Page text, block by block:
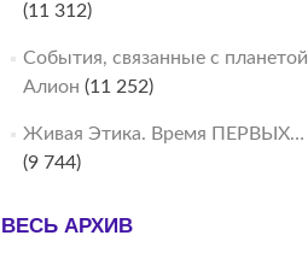
(11 312)
События, связанные с планетой
Алион (11 252)
Живая Этика. Время ПЕРВЫХ…
(9 744)
ВЕСЬ АРХИВ